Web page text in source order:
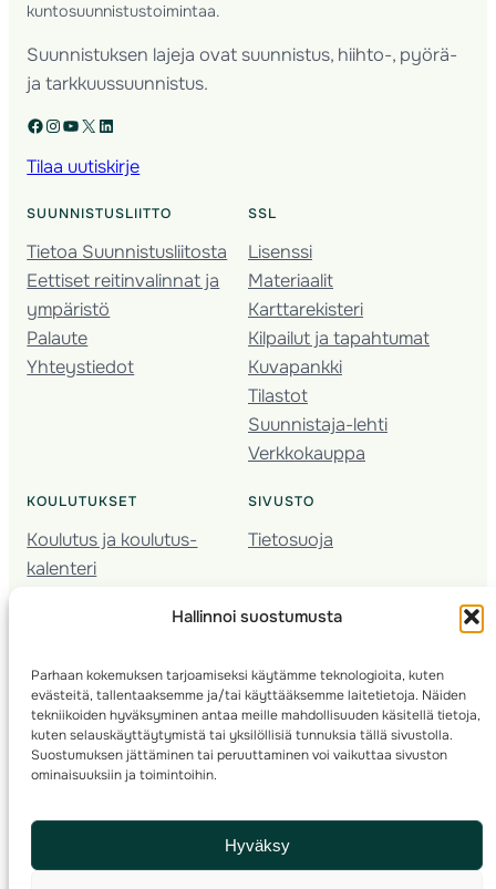
Hallinnoi suostumusta
Parhaan kokemuksen tarjoamiseksi käytämme teknologioita, kuten
evästeitä, tallentaaksemme ja/tai käyttääksemme laitetietoja. Näiden
tekniikoiden hyväksyminen antaa meille mahdollisuuden käsitellä tietoja,
kuten selauskäyttäytymistä tai yksilöllisiä tunnuksia tällä sivustolla.
Suostumuksen jättäminen tai peruuttaminen voi vaikuttaa sivuston
ominaisuuksiin ja toimintoihin.
Hyväksy
kuntosuunnistustoimintaa.
Suunnistuksen lajeja ovat suunnistus, hiihto-, pyörä-
ja tarkkuussuunnistus.
Facebook Instagram YouTube X LinkedIn
Tilaa uutiskirje
SUUNNISTUSLIITTO
Tietoa Suunnistusliitosta
Eettiset reitinvalinnat ja
ympäristö
Palaute
Yhteystiedot
SSL
Lisenssi
Materiaalit
Karttarekisteri
Kilpailut ja tapahtumat
Kuvapankki
Tilastot
Suunnistaja-lehti
Verkkokauppa
KOULUTUKSET
Koulutus ja koulutus­
kalenteri
Seura­kehittäminen
Kartoitus
Ratamestari
SIVUSTO
Tietosuoja
© 2025 ·Suomen Suunnistusliitto· Valimotie 10, 00380 Helsinki, Finland
info(a)suunnistusliitto.fi,Rastilipun asiat: rastilippu(a)suunnistusliitto.fi
Kilpailut ja kuntorastit – Rastilippu:::Rastilipun ohjeet